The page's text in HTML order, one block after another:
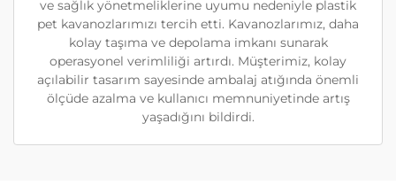
ve sağlık yönetmeliklerine uyumu nedeniyle plastik
pet kavanozlarımızı tercih etti. Kavanozlarımız, daha
kolay taşıma ve depolama imkanı sunarak
operasyonel verimliliği artırdı. Müşterimiz, kolay
açılabilir tasarım sayesinde ambalaj atığında önemli
ölçüde azalma ve kullanıcı memnuniyetinde artış
yaşadığını bildirdi.